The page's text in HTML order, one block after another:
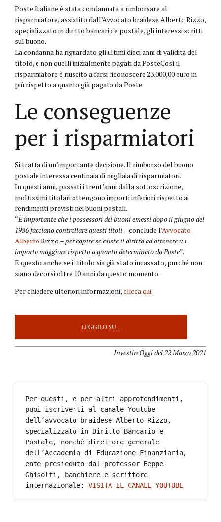
Poste Italiane è stata condannata a rimborsare al
risparmiatore, assistito dall’Avvocato braidese Alberto Rizzo,
specializzato in diritto bancario e postale, gli interessi scritti
sul buono.
La condanna ha riguardato gli ultimi dieci anni di validità del
titolo, e non quelli inizialmente pagati da PosteCosì il
risparmiatore è riuscito a farsi riconoscere 23.000,00 euro in
più rispetto a quanto già pagato da Poste.
Le conseguenze
per i risparmiatori
Si tratta di un’importante decisione. Il rimborso del buono
postale interessa centinaia di migliaia di risparmiatori.
In questi anni, passati i trent’anni dalla sottoscrizione,
moltissimi titolari ottengono importi inferiori rispetto ai
rendimenti previsti nei buoni postali.
“È importante che i possessori dei buoni emessi dopo il giugno del
1986 facciano controllare questi titoli– conclude l’Avvocato
Alberto Rizzo –per capire se esiste il diritto ad ottenere un
importo maggiore rispetto a quanto determinato da Poste”.
E questo anche se il titolo sia già stato incassato, purché non
siano decorsi oltre 10 anni da questo momento.
Per chiedere ulteriori informazioni,clicca qui.
LEGGILO SU...
InvestireOggi del 22 Marzo 2021
Per questi, e per altri approfondimenti,
puoi iscriverti al canale Youtube
dell’avvocato braidese Alberto Rizzo,
specializzato in Diritto Bancario e
Postale, nonché direttore generale
dell’Accademia di Educazione Finanziaria,
ente presieduto dal professor Beppe
Ghisolfi, banchiere e scrittore
internazionale: VISITA IL CANALE YOUTUBE